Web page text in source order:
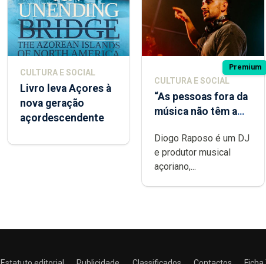
CULTURA E SOCIAL
Livro leva Açores à
nova geração
açordescendente
Premium
CULTURA E SOCIAL
“As pessoas fora da
música não têm a
difícil é produzir
uma música”
Diogo Raposo é um DJ
e produtor musical
açoriano,...